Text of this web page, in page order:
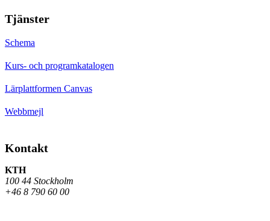
Tjänster
Schema
Kurs- och programkatalogen
Lärplattformen Canvas
Webbmejl
Kontakt
KTH
100 44 Stockholm
+46 8 790 60 00